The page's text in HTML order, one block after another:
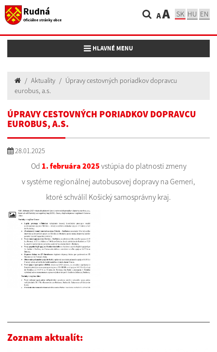
Rudná
Oficiálne stránky obce AA SK HU EN
Toggle navigation
HLAVNÉ MENU
Aktuality
Úpravy cestovných poriadkov dopravcu
eurobus, a.s.
ÚPRAVY CESTOVNÝCH PORIADKOV DOPRAVCU
EUROBUS, A.S.
28.01.2025
Od 1. februára 2025 vstúpia do platnosti zmeny
v systéme regionálnej autobusovej dopravy na Gemeri,
ktoré schválil Košický samosprávny kraj.
Zoznam aktualít: